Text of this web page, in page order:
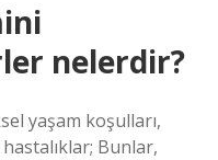
nelerdir?
yaşam koşulları,
Bunlar,